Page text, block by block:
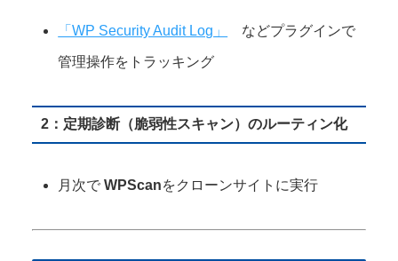
「WP Security Audit Log」 などプラグインで
管理操作をトラッキング
2：定期診断（脆弱性スキャン）のルーティン化
月次でWPScanをクローンサイトに実行